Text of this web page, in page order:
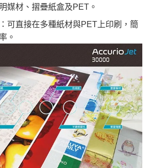
媒材、摺疊紙盒及PET。
可直接在多種紙材與PET上印刷，簡
。